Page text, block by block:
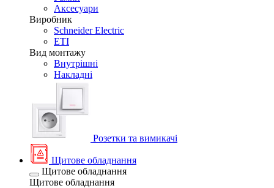
Аксесуари
Виробник
Schneider Electric
ETI
Вид монтажу
Внутрішні
Накладні
Розетки та вимикачі
Щитове обладнання
Щитове обладнання
Щитове обладнання